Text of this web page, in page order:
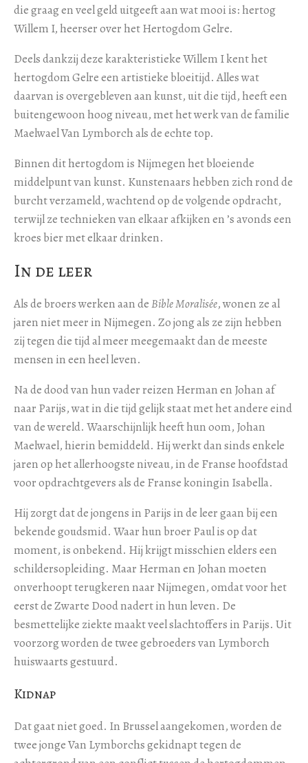
die graag en veel geld uitgeeft aan wat mooi is: hertog
Willem I, heerser over het Hertogdom Gelre.
Deels dankzij deze karakteristieke Willem I kent het
hertogdom Gelre een artistieke bloeitijd. Alles wat
daarvan is overgebleven aan kunst, uit die tijd, heeft een
buitengewoon hoog niveau, met het werk van de familie
Maelwael Van Lymborch als de echte top.
Binnen dit hertogdom is Nijmegen het bloeiende
middelpunt van kunst. Kunstenaars hebben zich rond de
burcht verzameld, wachtend op de volgende opdracht,
terwijl ze technieken van elkaar afkijken en ’s avonds een
kroes bier met elkaar drinken.
In de leer
Als de broers werken aan deBible Moralisée, wonen ze al
jaren niet meer in Nijmegen. Zo jong als ze zijn hebben
zij tegen die tijd al meer meegemaakt dan de meeste
mensen in een heel leven.
Na de dood van hun vader reizen Herman en Johan af
naar Parijs, wat in die tijd gelijk staat met het andere eind
van de wereld. Waarschijnlijk heeft hun oom, Johan
Maelwael, hierin bemiddeld. Hij werkt dan sinds enkele
jaren op het allerhoogste niveau, in de Franse hoofdstad
voor opdrachtgevers als de Franse koningin Isabella.
Hij zorgt dat de jongens in Parijs in de leer gaan bij een
bekende goudsmid. Waar hun broer Paul is op dat
moment, is onbekend. Hij krijgt misschien elders een
schildersopleiding. Maar Herman en Johan moeten
onverhoopt terugkeren naar Nijmegen, omdat voor het
eerst de Zwarte Dood nadert in hun leven. De
besmettelijke ziekte maakt veel slachtoffers in Parijs. Uit
voorzorg worden de twee gebroeders van Lymborch
huiswaarts gestuurd.
Kidnap
Dat gaat niet goed. In Brussel aangekomen, worden de
twee jonge Van Lymborchs gekidnapt tegen de